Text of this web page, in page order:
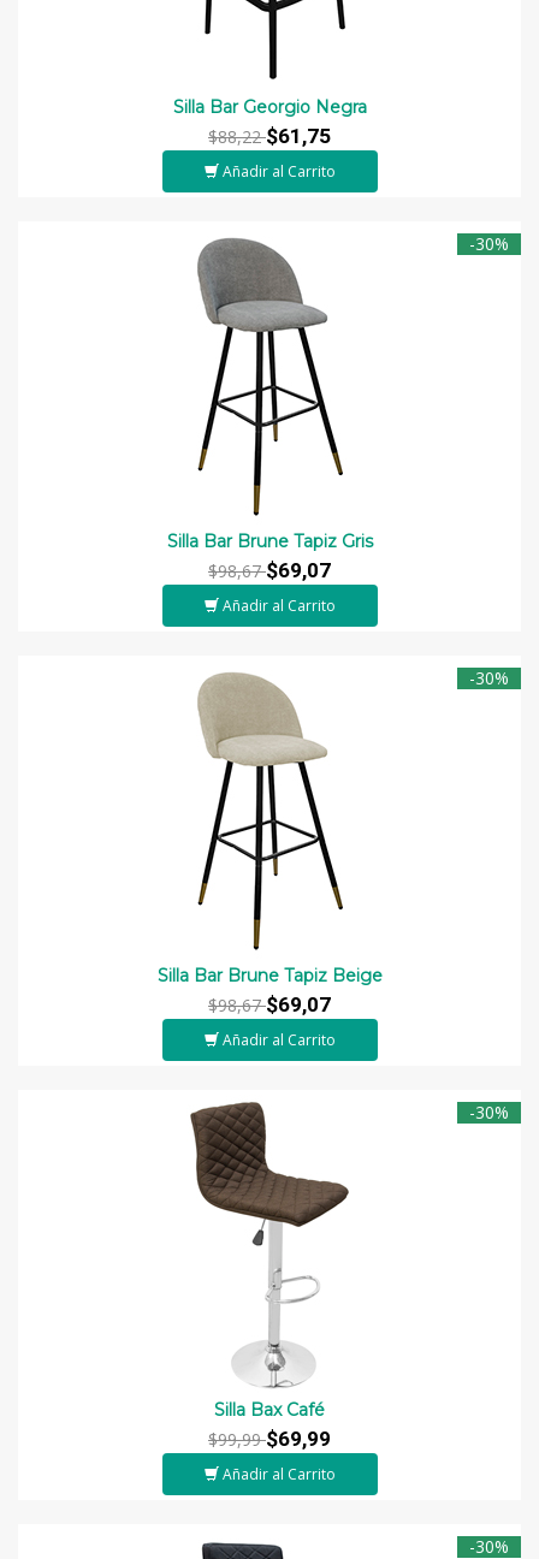
Silla Bar Georgio Negra
$88,22$61,75
Añadir al Carrito
-30%
Silla Bar Brune Tapiz Gris
$98,67$69,07
Añadir al Carrito
-30%
Silla Bar Brune Tapiz Beige
$98,67$69,07
Añadir al Carrito
-30%
Silla Bax Café
$99,99$69,99
Añadir al Carrito
-30%